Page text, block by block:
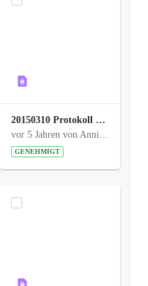
20150310 Protokoll Bismarckplatz_UrbanG_02.pdf
vor 5 Jahren von Anni Schlumberger
GENEHMIGT